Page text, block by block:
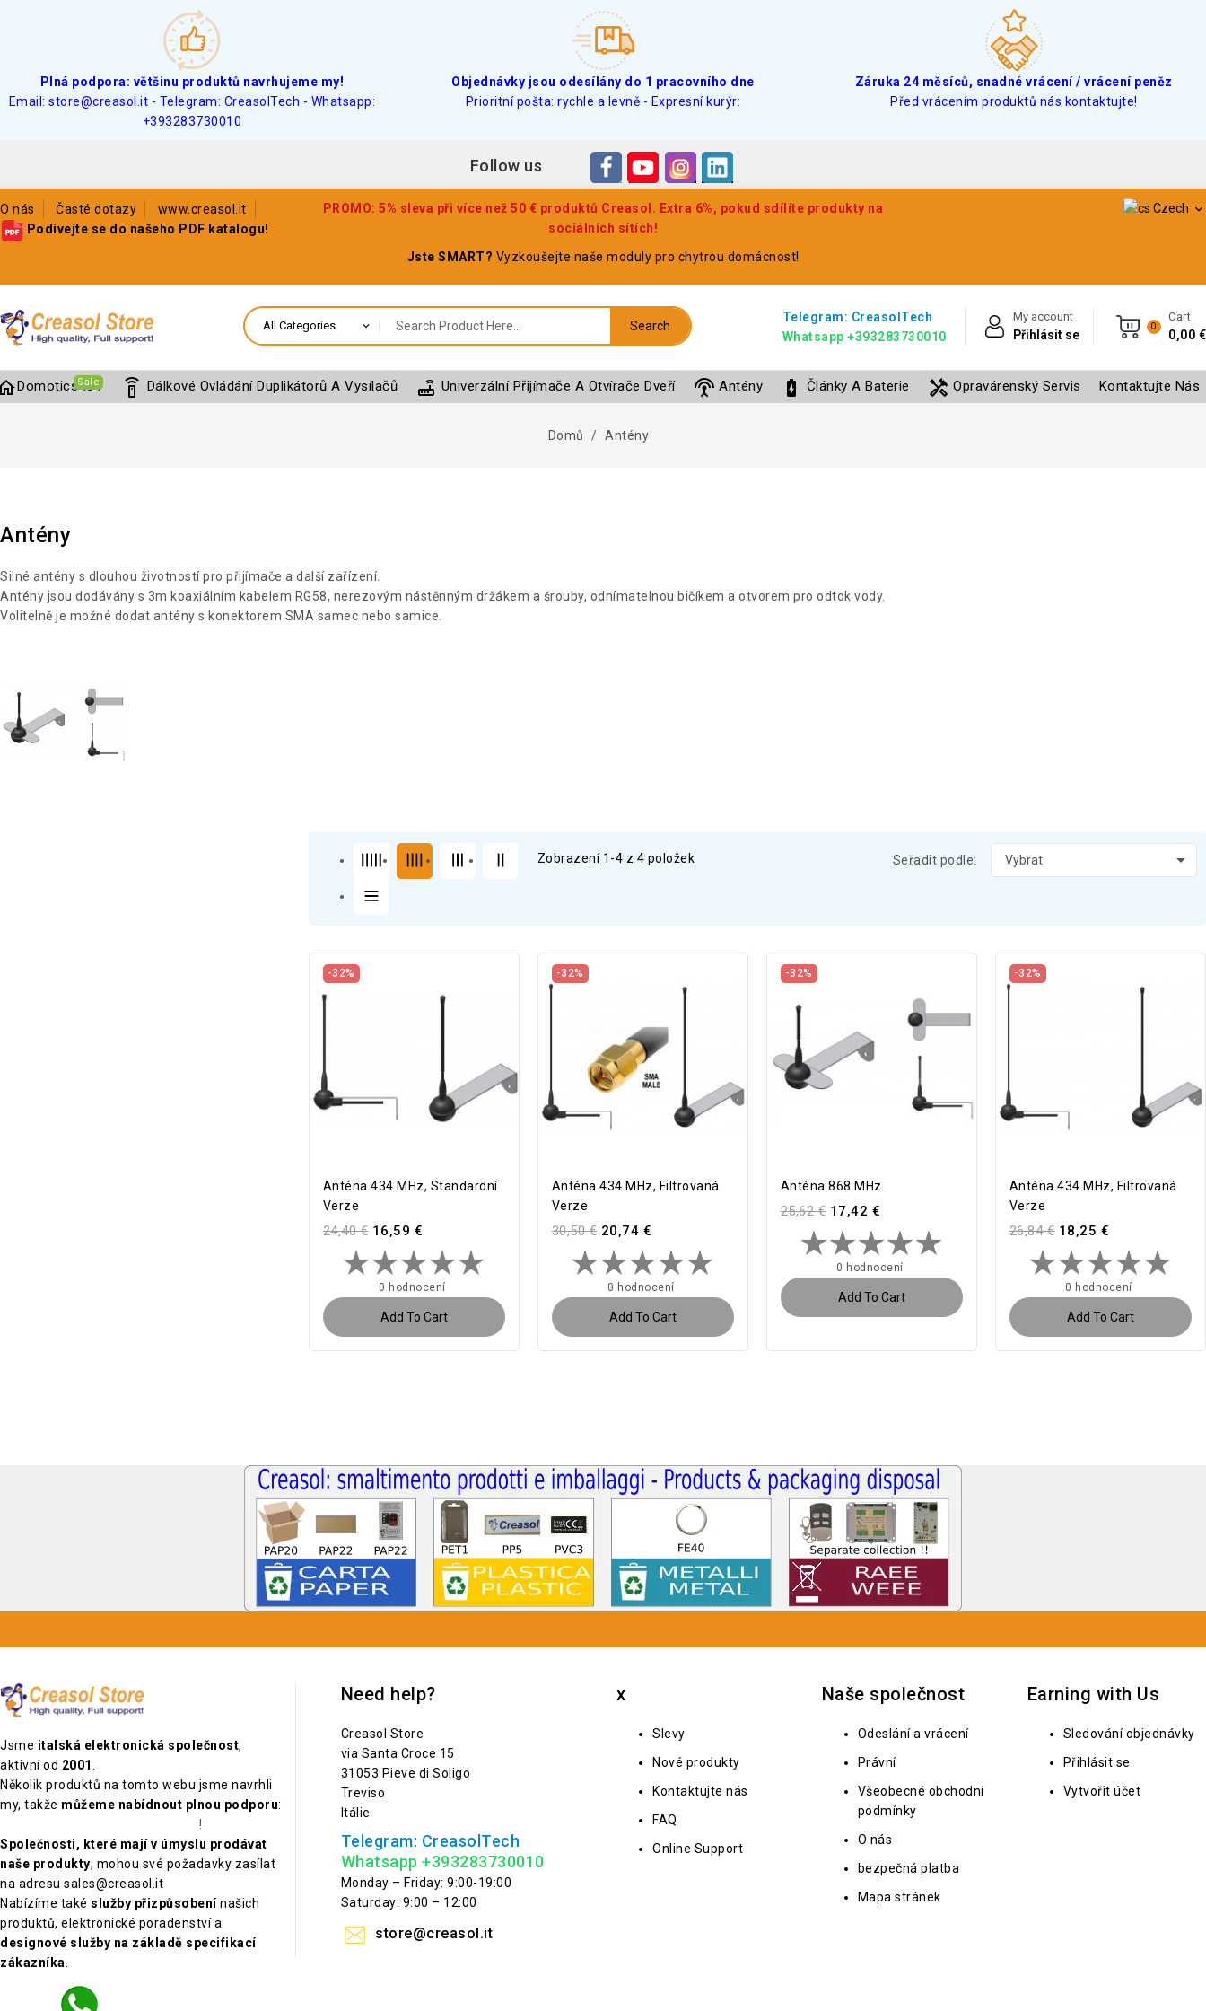
Plná podpora: většinu produktů navrhujeme my!
Email: store@creasol.it - Telegram: CreasolTech - Whatsapp:
+393283730010
Objednávky jsou odesílány do 1 pracovního dne
Prioritní pošta: rychle a levně - Expresní kurýr:
Záruka 24 měsíců, snadné vrácení / vrácení peněz
Před vrácením produktů nás kontaktujte!
Follow us
O nás Časté dotazy
www.creasol.it
Podívejte se do našeho PDF katalogu!
PROMO: 5% sleva při více než 50 € produktů Creasol. Extra 6%, pokud sdílíte produkty na
sociálních sítích!
Jste SMART? Vyzkoušejte naše moduly pro chytrou domácnost!
Czech 
0
Cart
0,00 €
My account
Přihlásit se
Telegram: CreasolTech
Whatsapp +393283730010
Search
Domotics IoT
Sale settings_remote Dálkové Ovládání Duplikátorů A Vysílačů router Univerzální Přijímače A Otvírače Dveří settings_input_antenna Antény battery_charging_full Články A Baterie handyman Opravárenský Servis Kontaktujte Nás
Domů Antény
Antény
Silné antény s dlouhou životností pro přijímače a další zařízení.
Antény jsou dodávány s 3m koaxiálním kabelem RG58, nerezovým nástěnným držákem a šrouby, odnímatelnou bičíkem a otvorem pro odtok vody.
Volitelně je možné dodat antény s konektorem SMA samec nebo samice.
Zobrazení 1-4 z 4 položek Seřadit podle: Vybrat 
-32%
Anténa 434 MHz, Standardní
Verze
24,40 € 16,59 €
0 hodnocení
Add To Cart
-32%
Anténa 434 MHz, Filtrovaná
Verze
30,50 € 20,74 €
0 hodnocení
Add To Cart
-32%
Anténa 868 MHz
25,62 € 17,42 €
0 hodnocení
Add To Cart
-32%
Anténa 434 MHz, Filtrovaná
Verze
26,84 € 18,25 €
0 hodnocení
Add To Cart
Jsme italská elektronická společnost,
aktivní od 2001
Několik produktů na tomto webu jsme navrhli
my, takže můžeme nabídnout plnou podporu:
!
Společnosti, které mají v úmyslu prodávat
naše produkty, mohou své požadavky zasílat
na adresu sales@creasol.it
Nabízíme také služby přizpůsobenínašich
produktů, elektronické poradenství a
designové služby na základě specifikací
zákazníka
Need help?
Creasol Store
via Santa Croce 15
31053 Pieve di Soligo
Treviso
Itálie
Telegram: CreasolTech
Whatsapp +393283730010
Monday – Friday: 9:00-19:00
Saturday: 9:00 – 12:00
store@creasol.it
x
Slevy
Nové produkty
Kontaktujte nás
FAQ
Online Support
Naše společnost
Odeslání a vrácení
Právní
Všeobecné obchodní
podmínky
O nás
bezpečná platba
Mapa stránek
Earning with Us
Sledování objednávky
Přihlásit se
Vytvořit účet